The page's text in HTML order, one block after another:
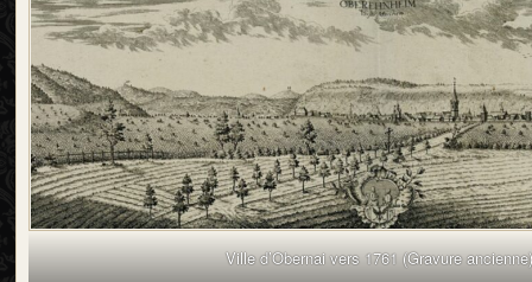
Ville d’Obernai vers 1761 (Gravure ancienne)